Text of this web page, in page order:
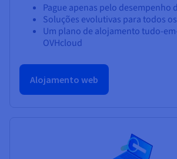
Pague apenas pelo desempenho
Soluções evolutivas para todos
Um plano de alojamento tudo-
OVHcloud
Alojamento web